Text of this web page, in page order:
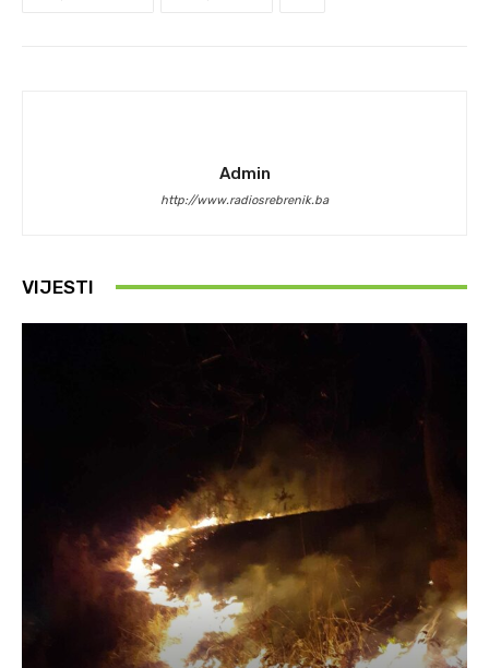
Admin
http://www.radiosrebrenik.ba
VIJESTI